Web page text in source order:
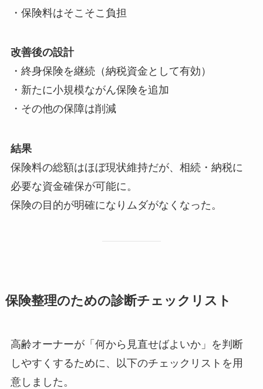
・保険料はそこそこ負担
改善後の設計
・終身保険を継続（納税資金として有効）
・新たに小規模ながん保険を追加
・その他の保障は削減
結果
保険料の総額はほぼ現状維持だが、相続・納税に
必要な資金確保が可能に。
保険の目的が明確になりムダがなくなった。
保険整理のための診断チェックリスト
高齢オーナーが「何から見直せばよいか」を判断
しやすくするために、以下のチェックリストを用
意しました。